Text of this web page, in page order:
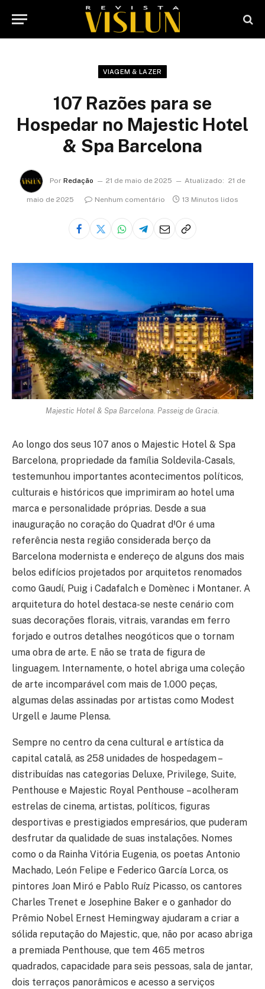
VIAGEM & LAZER
107 Razões para se
Hospedar no Majestic Hotel
& Spa Barcelona
Por Redação 21 de maio de 2025 Atualizado: 21 de
maio de 2025 Nenhum comentário 13 Minutos lidos
Majestic Hotel & Spa Barcelona. Passeig de Gracia.
Ao longo dos seus 107 anos o Majestic Hotel & Spa
Barcelona, propriedade da família Soldevila-Casals,
testemunhou importantes acontecimentos políticos,
culturais e históricos que imprimiram ao hotel uma
marca e personalidade próprias. Desde a sua
inauguração no coração do Quadrat dꞋOr é uma
referência nesta região considerada berço da
Barcelona modernista e endereço de alguns dos mais
belos edifícios projetados por arquitetos renomados
como Gaudí, Puig i Cadafalch e Domènec i Montaner. A
arquitetura do hotel destaca-se neste cenário com
suas decorações florais, vitrais, varandas em ferro
forjado e outros detalhes neogóticos que o tornam
uma obra de arte. E não se trata de figura de
linguagem. Internamente, o hotel abriga uma coleção
de arte incomparável com mais de 1.000 peças,
algumas delas assinadas por artistas como Modest
Urgell e Jaume Plensa.
Sempre no centro da cena cultural e artística da
capital catalã, as 258 unidades de hospedagem –
distribuídas nas categorias Deluxe, Privilege, Suite,
Penthouse e Majestic Royal Penthouse – acolheram
estrelas de cinema, artistas, políticos, figuras
desportivas e prestigiados empresários, que puderam
desfrutar da qualidade de suas instalações. Nomes
como o da Rainha Vitória Eugenia, os poetas Antonio
Machado, León Felipe e Federico García Lorca, os
pintores Joan Miró e Pablo Ruíz Picasso, os cantores
Charles Trenet e Josephine Baker e o ganhador do
Prêmio Nobel Ernest Hemingway ajudaram a criar a
sólida reputação do Majestic, que, não por acaso abriga
a premiada Penthouse, que tem 465 metros
quadrados, capacidade para seis pessoas, sala de jantar,
dois terraços panorâmicos e acesso a serviços